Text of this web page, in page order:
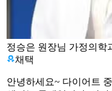
정승은 원장님 가정의학
채택
안녕하세요~ 다이어트